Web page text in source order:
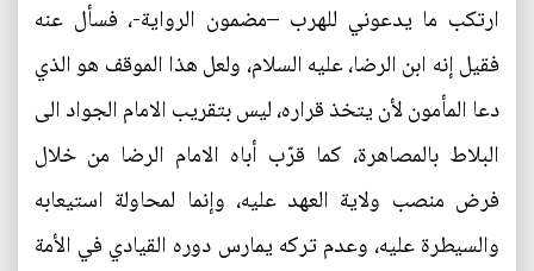
ارتكب ما يدعوني للهرب –مضمون الرواية-، فسأل عنه
فقيل إنه ابن الرضا، عليه السلام، ولعل هذا الموقف هو الذي
دعا المأمون لأن يتخذ قراره، ليس بتقريب الامام الجواد الى
البلاط بالمصاهرة، كما قرّب أباه الامام الرضا من خلال
فرض منصب ولاية العهد عليه، وإنما لمحاولة استيعابه
والسيطرة عليه، وعدم تركه يمارس دوره القيادي في الأمة